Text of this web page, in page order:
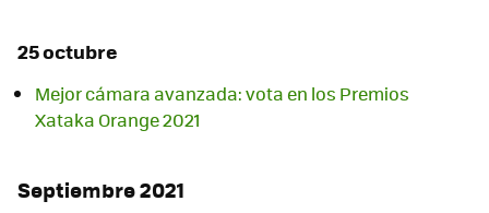
25 octubre
Mejor cámara avanzada: vota en los Premios
Xataka Orange 2021
Septiembre 2021